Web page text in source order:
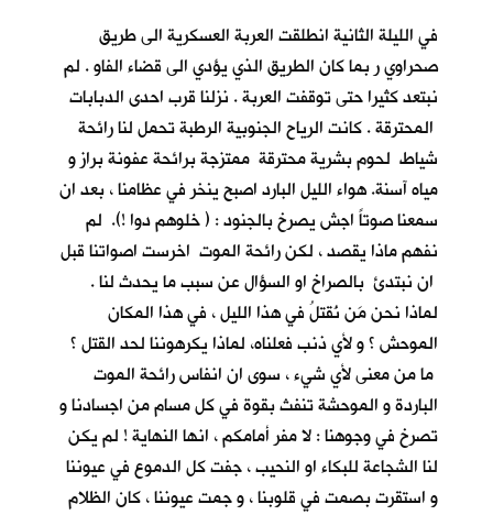
في الليلة الثانية انطلقت العربة العسكرية الى طريق
صحراوي ر بما كان الطريق الذي يؤدي الى قضاء الفاو . لم
نبتعد كثيرا حتى توقفت العربة . نزلنا قرب احدى الدبابات
المحترقة . كانت الرياح الجنوبية الرطبة تحمل لنا رائحة
شياط لحوم بشرية محترقة ممتزجة برائحة عفونة براز و
مياه آسنة. هواء الليل البارد اصبح ينخر في عظامنا ، بعد ان
سمعنا صوتاً اجش يصرخ بالجنود : ( خلوهم دوا !). لم
نفهم ماذا يقصد ، لكن رائحة الموت اخرست اصواتنا قبل
ان نبتدئ بالصراخ او السؤال عن سبب ما يحدث لنا .
لماذا نحن مَن نُقتلُ في هذا الليل ، في هذا المكان
الموحش ؟ و لأي ذنب فعلناه، لماذا يكرهوننا لحد القتل ؟
ما من معنى لأي شيء ، سوى ان انفاس رائحة الموت
الباردة و الموحشة تنفث بقوة في كل مسام من اجسادنا و
تصرخ في وجوهنا : لا مفر أمامكم ، انها النهاية ! لم يكن
لنا الشجاعة للبكاء او النحيب ، جفت كل الدموع في عيوننا
و استقرت بصمت في قلوبنا ، و جمت عيوننا ، كان الظلام